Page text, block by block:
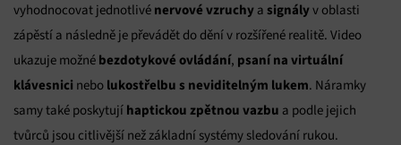
vyhodnocovat jednotlivé nervové vzruchy a signályv oblasti
zápěstí a následně je převádět do dění v rozšířené realitě. Video
ukazuje možné bezdotykové ovládání, psaní na virtuální
klávesnici nebo lukostřelbu s neviditelným lukem. Náramky
samy také poskytují haptickou zpětnou vazbu a podle jejich
tvůrců jsou citlivější než základní systémy sledování rukou.